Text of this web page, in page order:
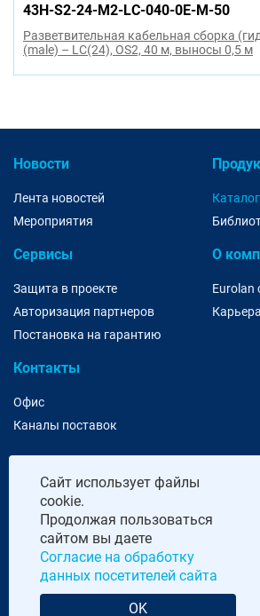
43H-S2-24-M2-LC-040-0E-M-50
Разветвительная кабельная сборка
(male) – LC(24), OS2, 40 м, выносы 0,5 м
Новости
Лента новостей
Мероприятия
Сервисы
Защита в проекте
Авторизация партнеров
Постановка на гарантию
О
Eurolan
Карьера
Контакты
Офис
Каналы поставок
@ 2006-2026 Eurolan | 115193, Москва, 7-я
495 252 07 99 | E-Mail: moscow@eurolan.ru
Политика обработки данных|Согласие на
посетителей сайта
Разработка и сопровождение сайта
Сайт использует файлы
cookie.
Продолжая пользоваться
сайтом вы даете
Согласие на обработку
данных посетителей сайта
OK